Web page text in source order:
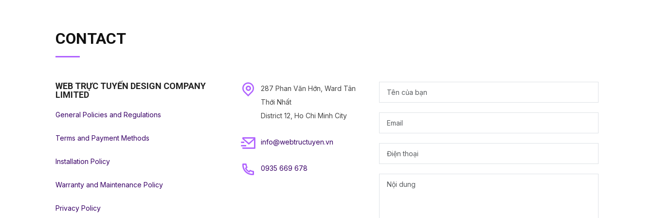
CONTACT
WEB TRỰC TUYẾN DESIGN COMPANY
LIMITED
General Policies and Regulations
Terms and Payment Methods
Installation Policy
Warranty and Maintenance Policy
Privacy Policy
287 Phan Văn Hớn, Ward Tân
Thới Nhất
District 12, Ho Chi Minh City
info@webtructuyen.vn
0935 669 678